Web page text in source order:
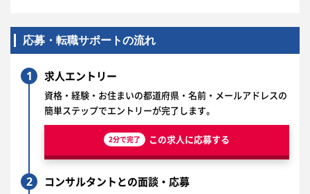
応募・転職サポートの流れ
1 求人エントリー
資格・経験・お住まいの都道府県・名前・メールアドレスの
簡単ステップでエントリーが完了します。
2分で完了 この求人に応募する
2 コンサルタントとの面談・応募